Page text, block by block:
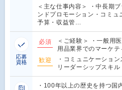
＜主な仕事内容＞ ・中長期
ンドプロモーション・コミュ
予算・収益管…
応募
資格
必須
＜ご経験＞ ・一般用
用品業界でのマーケ
歓迎
・コミュニケーショ
リーダーシップスキ
・100年以上の歴史を持つ国